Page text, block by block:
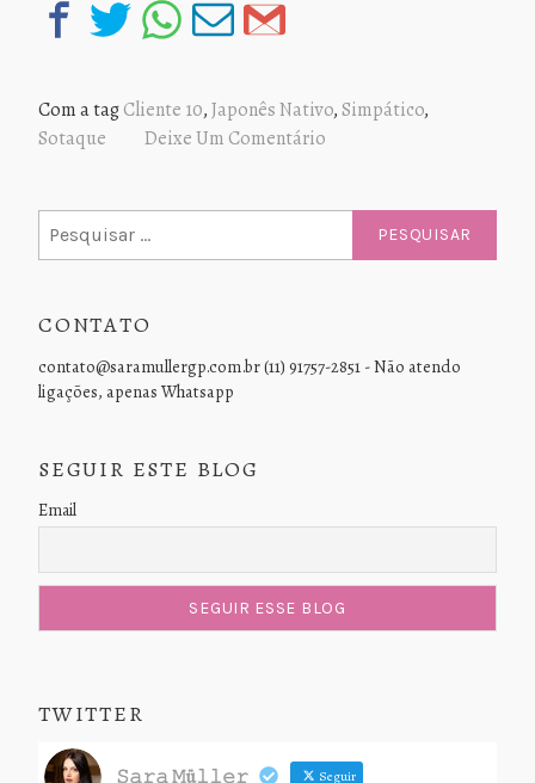
Com a tagCliente 10,Japonês Nativo,Simpático,
Sotaque
Deixe Um Comentário
por:
CONTATO
contato@saramullergp.com.br (11) 91757-2851 - Não atendo
ligações, apenas Whatsapp
SEGUIR ESTE BLOG
Email
TWITTER
𝚂𝚊𝚛𝚊 𝙼ü𝚕𝚕𝚎𝚛 Seguir